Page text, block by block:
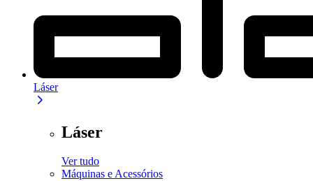
Láser
Láser
Ver tudo
Máquinas e Acessórios